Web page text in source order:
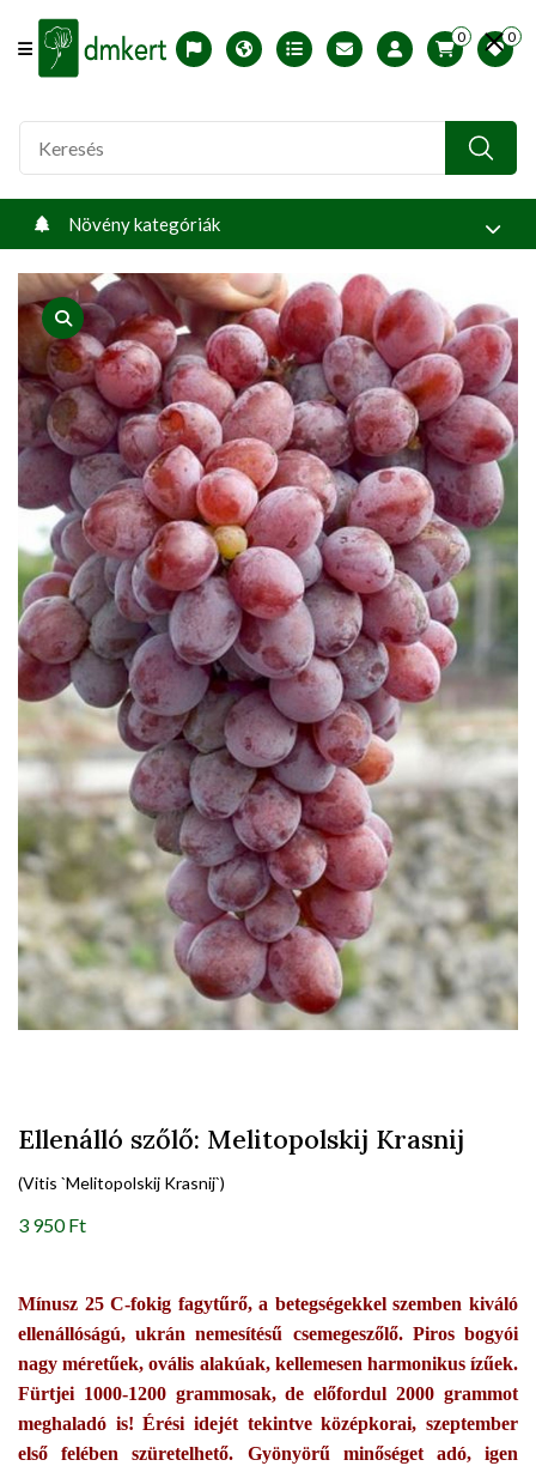
Offcanvas Menu Open
English version
Télállósági zónák
Nyomtatható ABC árjegyzék
Profilom
0 0
Növény kategóriák
product view
Ellenálló szőlő: Melitopolskij Krasnij
(Vitis `Melitopolskij Krasnij`)
3 950 Ft
Mínusz 25 C-fokig fagytűrő, a betegségekkel szemben kiváló
ellenállóságú, ukrán nemesítésű csemegeszőlő. Piros bogyói
nagy méretűek, ovális alakúak, kellemesen harmonikus ízűek.
Fürtjei 1000-1200 grammosak, de előfordul 2000 grammot
meghaladó is! Érési idejét tekintve középkorai, szeptember
első felében szüretelhető. Gyönyörű minőséget adó, igen